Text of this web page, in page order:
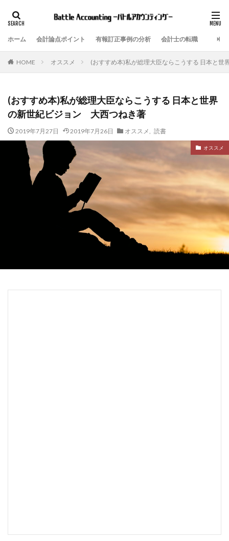
ホーム 会計論点ポイント 有報訂正事例の分析 会計士の転職
HOME オススメ (おすすめ本)私が総理大臣ならこうする 日本と
(おすすめ本)私が総理大臣ならこうする 日本と世界
の新世紀ビジョン 大西つねき著
2019年7月27日 2019年7月26日 オススメ 読書
オススメ